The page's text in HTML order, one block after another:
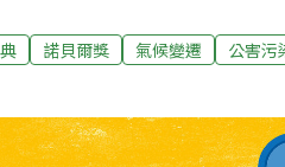
他在美國及世界引領各界支持以
確生活方式獎」素有「諾貝爾替
非法監視公民、地球生態系統
以侵蝕文明社會的根基。」
諾貝爾獎 氣候變遷 公害污